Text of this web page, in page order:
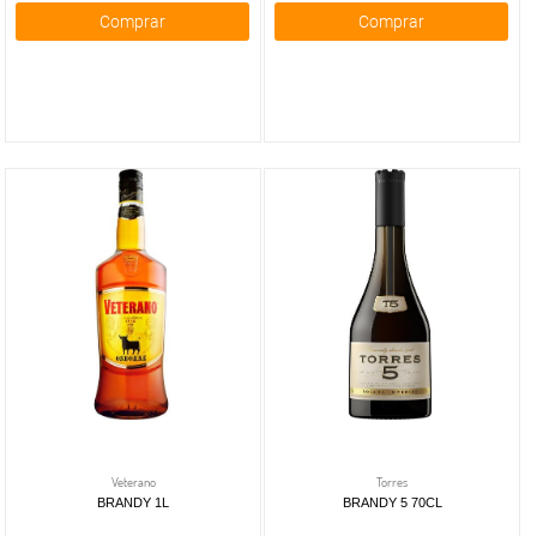
Comprar Comprar
Veterano
BRANDY 1L
Torres
BRANDY 5 70CL